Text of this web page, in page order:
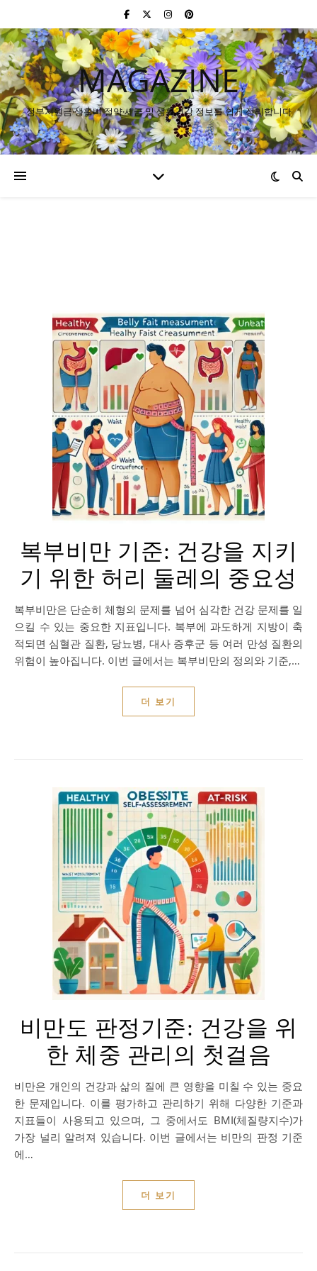
MAGAZINE
정부지원금·생활비 절약·세금 및 생활건강 정보를 쉽게 정리합니다
복부비만 기준: 건강을 지키
기 위한 허리 둘레의 중요성
복부비만은 단순히 체형의 문제를 넘어 심각한 건강 문제를 일
으킬 수 있는 중요한 지표입니다. 복부에 과도하게 지방이 축
적되면 심혈관 질환, 당뇨병, 대사 증후군 등 여러 만성 질환의
위험이 높아집니다. 이번 글에서는 복부비만의 정의와 기준,…
더 보기
비만도 판정기준: 건강을 위
한 체중 관리의 첫걸음
비만은 개인의 건강과 삶의 질에 큰 영향을 미칠 수 있는 중요
한 문제입니다. 이를 평가하고 관리하기 위해 다양한 기준과
지표들이 사용되고 있으며, 그 중에서도 BMI(체질량지수)가
가장 널리 알려져 있습니다. 이번 글에서는 비만의 판정 기준
에…
더 보기